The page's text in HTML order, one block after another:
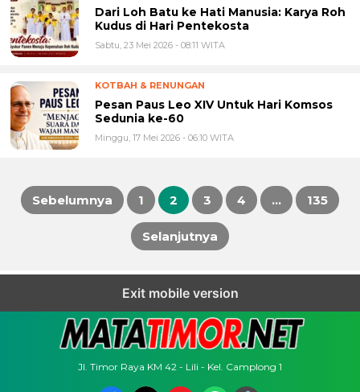
Dari Loh Batu ke Hati Manusia: Karya Roh
Kudus di Hari Pentekosta
Sabtu, 23 Mei 2026 - 08:11 WITA
KOTBAH & RENUNGAN
Pesan Paus Leo XIV Untuk Hari Komsos
Sedunia ke-60
Minggu, 17 Mei 2026 - 06:10 WITA
Paginasi
Sebelumnya 1 2 3 4 … 135
Selanjutnya
Exit mobile version
Jl. Timor Raya KM 42 - Lili - Kel. Camplong 1